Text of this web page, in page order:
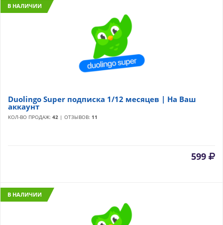
В НАЛИЧИИ
Duolingo Super подписка 1/12 месяцев | На Ваш
аккаунт
КОЛ-ВО ПРОДАЖ: 42 | ОТЗЫВОВ: 11
599
В НАЛИЧИИ